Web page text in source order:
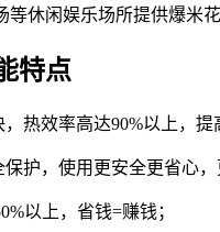
休闲娱乐场所提供爆米
特点
热效率高达90%以上，提
护，使用更安全更省心，
以上，省钱=赚钱；